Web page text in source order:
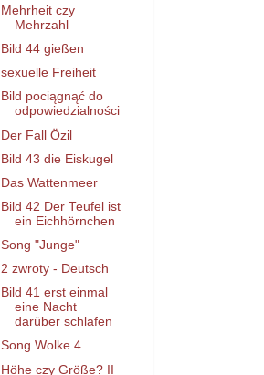
Mehrheit czy
Mehrzahl
Bild 44 gießen
sexuelle Freiheit
Bild pociągnąć do
odpowiedzialności
Der Fall Özil
Bild 43 die Eiskugel
Das Wattenmeer
Bild 42 Der Teufel ist
ein Eichhörnchen
Song "Junge"
2 zwroty - Deutsch
Bild 41 erst einmal
eine Nacht
darüber schlafen
Song Wolke 4
Höhe czy Größe? II